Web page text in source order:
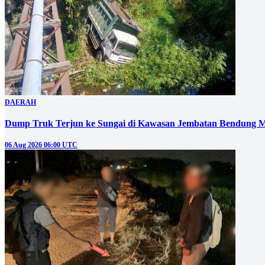
DAERAH
Dump Truk Terjun ke Sungai di Kawasan Jembatan Bendung
06 Aug 2026 06:00 UTC